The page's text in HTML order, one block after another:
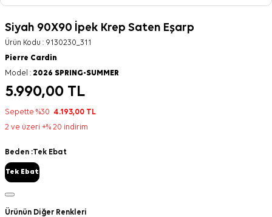
Siyah 90X90 İpek Krep Saten Eşarp
Ürün Kodu : 9130230_311
Pierre Cardin
Model : 2026 SPRING-SUMMER
5.990,00 TL
Sepette %30 4.193,00 TL
2 ve üzeri +% 20 indirim
Beden :Tek Ebat
Tek Ebat
Ürünün Diğer Renkleri